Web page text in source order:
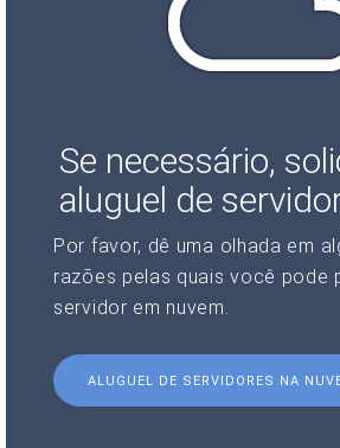
Se necessário,
aluguel de
Por favor, dê uma olhada em
razões pelas quais você pode
servidor em nuvem.
ALUGUEL DE SERVIDORES NA